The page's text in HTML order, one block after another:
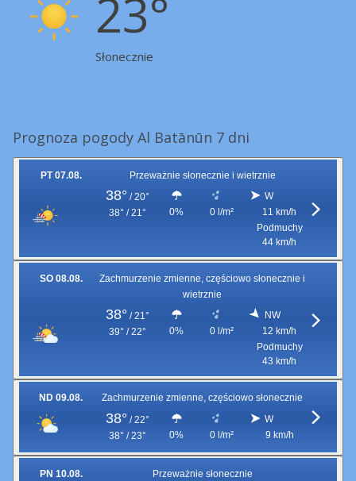
23°
Słonecznie
Prognoza pogody Al Batānūn 7 dni
PT 07.08. Przeważnie słonecznie i wietrznie
38° / 20°
38° / 21°
0% 0 l/m²
W
11 km/h
Podmuchy
44 km/h
SO 08.08.
Zachmurzenie zmienne, częściowo słonecznie i
wietrznie
38° / 21°
39° / 22°
0% 0 l/m²
NW
12 km/h
Podmuchy
43 km/h
ND 09.08. Zachmurzenie zmienne, częściowo słonecznie
38° / 22°
38° / 23°
0% 0 l/m²
W
9 km/h
PN 10.08. Przeważnie słonecznie